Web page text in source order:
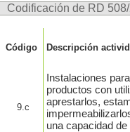
Codificación de RD
Código Descripción
9.c
Instalaciones
productos con
aprestarlos,
una capacidad